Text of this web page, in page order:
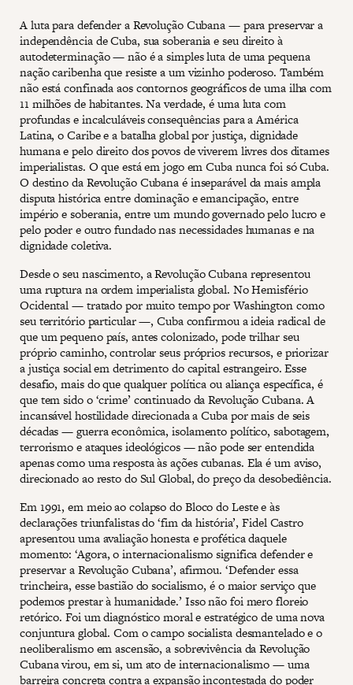
A luta para defender a Revolução Cubana — para preservar a
independência de Cuba, sua soberania e seu direito à
autodeterminação — não é a simples luta de uma pequena
nação caribenha que resiste a um vizinho poderoso. Também
não está confinada aos contornos geográficos de uma ilha com
11 milhões de habitantes. Na verdade, é uma luta com
profundas e incalculáveis consequências para a América
Latina, o Caribe e a batalha global por justiça, dignidade
humana e pelo direito dos povos de viverem livres dos ditames
imperialistas. O que está em jogo em Cuba nunca foi só Cuba.
O destino da Revolução Cubana é inseparável da mais ampla
disputa histórica entre dominação e emancipação, entre
império e soberania, entre um mundo governado pelo lucro e
pelo poder e outro fundado nas necessidades humanas e na
dignidade coletiva.
Desde o seu nascimento, a Revolução Cubana representou
uma ruptura na ordem imperialista global. No Hemisfério
Ocidental — tratado por muito tempo por Washington como
seu território particular —, Cuba confirmou a ideia radical de
que um pequeno país, antes colonizado, pode trilhar seu
próprio caminho, controlar seus próprios recursos, e priorizar
a justiça social em detrimento do capital estrangeiro. Esse
desafio, mais do que qualquer política ou aliança específica, é
que tem sido o ‘crime’ continuado da Revolução Cubana. A
incansável hostilidade direcionada a Cuba por mais de seis
décadas — guerra econômica, isolamento político, sabotagem,
terrorismo e ataques ideológicos — não pode ser entendida
apenas como uma resposta às ações cubanas. Ela é um aviso,
direcionado ao resto do Sul Global, do preço da desobediência.
Em 1991, em meio ao colapso do Bloco do Leste e às
declarações triunfalistas do ‘fim da história’, Fidel Castro
apresentou uma avaliação honesta e profética daquele
momento: ‘Agora, o internacionalismo significa defender e
preservar a Revolução Cubana’, afirmou. ‘Defender essa
trincheira, esse bastião do socialismo, é o maior serviço que
podemos prestar à humanidade.’ Isso não foi mero floreio
retórico. Foi um diagnóstico moral e estratégico de uma nova
conjuntura global. Com o campo socialista desmantelado e o
neoliberalismo em ascensão, a sobrevivência da Revolução
Cubana virou, em si, um ato de internacionalismo — uma
barreira concreta contra a expansão incontestada do poder